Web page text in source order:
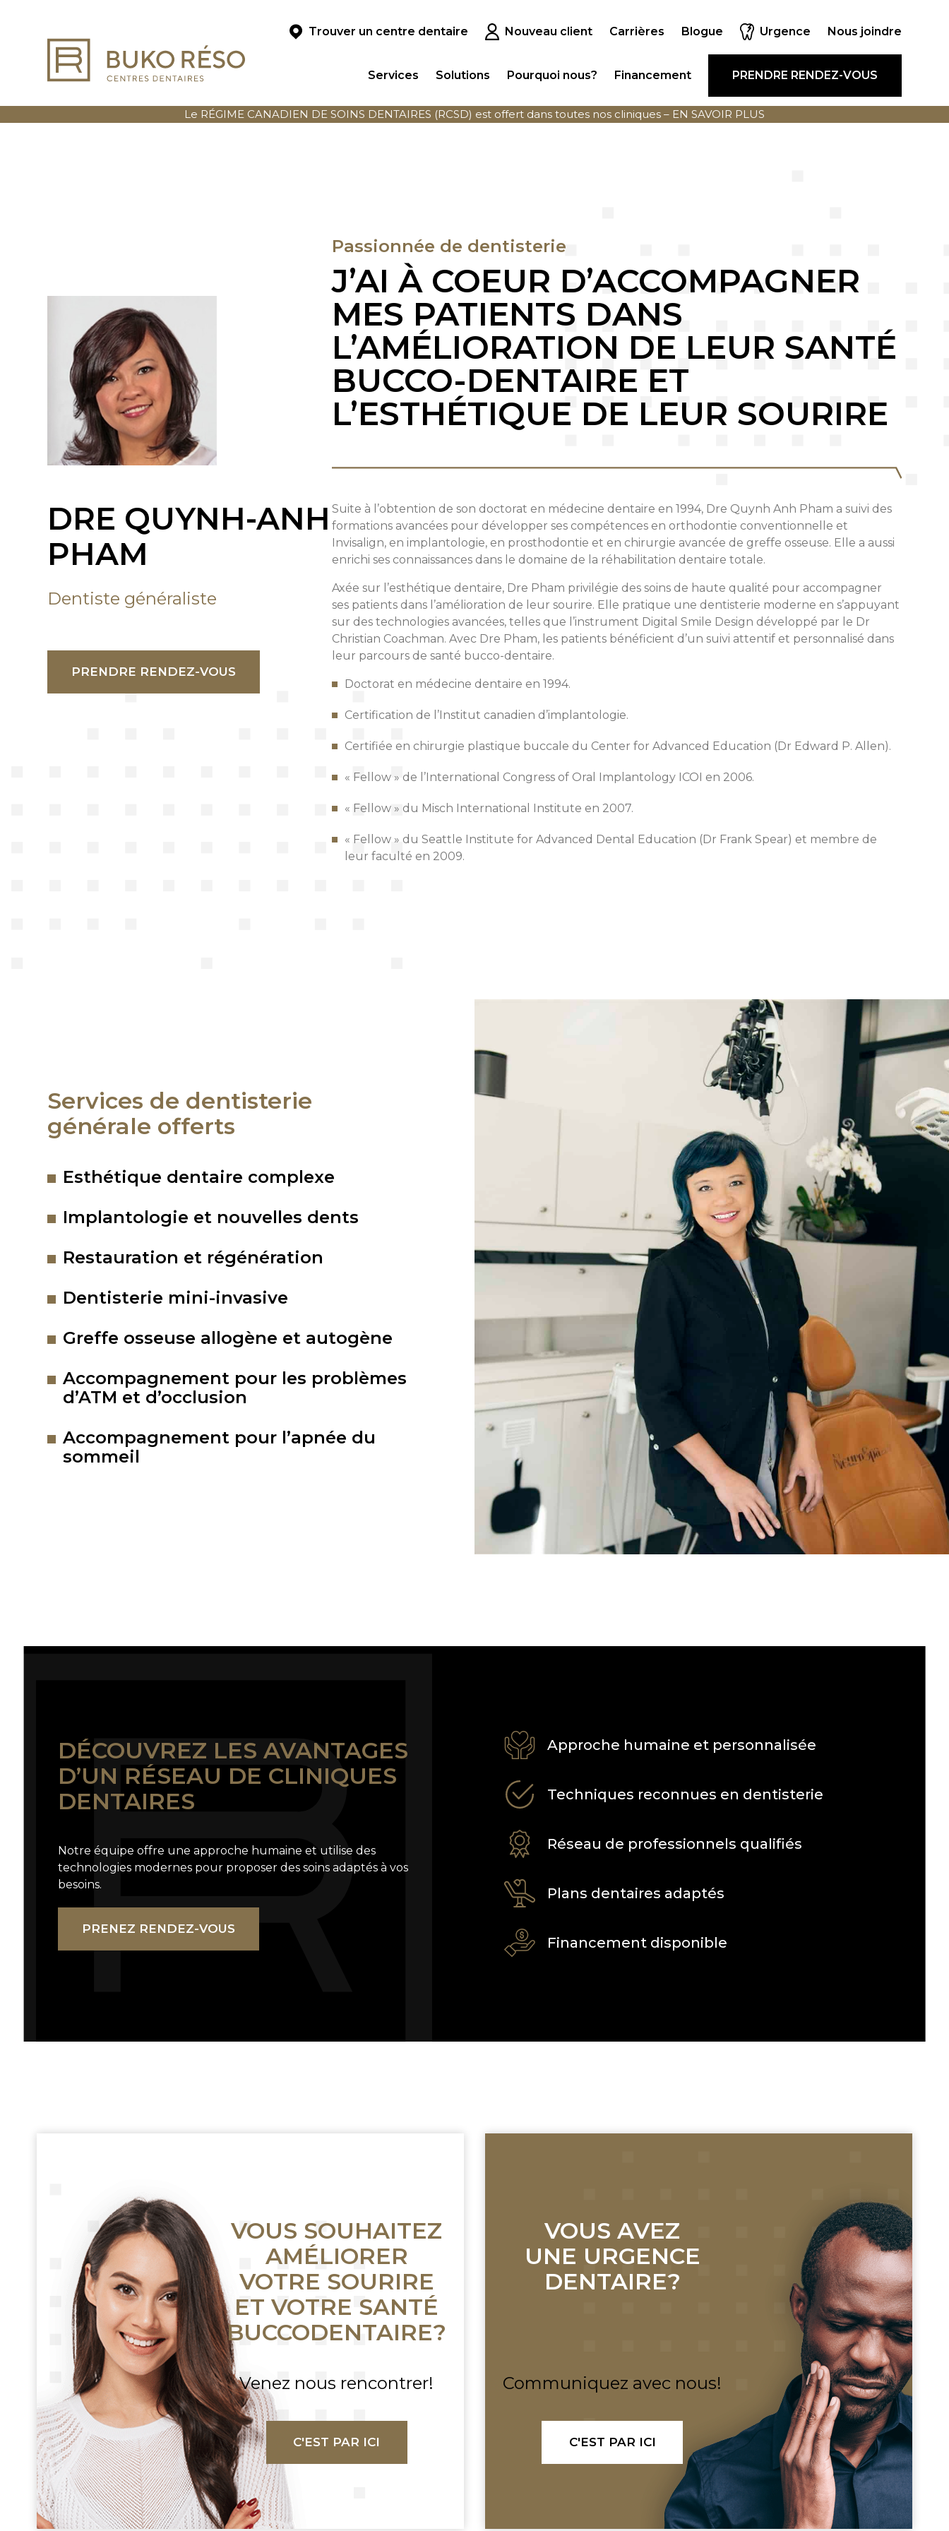
Le RÉGIME CANADIEN DE SOINS DENTAIRES (RCSD) est offert dans toutes nos cliniques – EN SAVOIR PLUS
Trouver un centre dentaire Nouveau client Carrières Blogue Urgence Nous joindre
Services Solutions Pourquoi nous? Financement PRENDRE RENDEZ-VOUS
Passionnée de dentisterie
J’AI À COEUR D’ACCOMPAGNER
MES PATIENTS DANS
L’AMÉLIORATION DE LEUR SANTÉ
BUCCO-DENTAIRE ET
L’ESTHÉTIQUE DE LEUR SOURIRE
DRE QUYNH-ANH
PHAM
Dentiste généraliste
PRENDRE RENDEZ-VOUS
Suite à l’obtention de son doctorat en médecine dentaire en 1994, Dre Quynh Anh Pham a suivi des
formations avancées pour développer ses compétences en orthodontie conventionnelle et
Invisalign, en implantologie, en prosthodontie et en chirurgie avancée de greffe osseuse. Elle a aussi
enrichi ses connaissances dans le domaine de la réhabilitation dentaire totale.
Axée sur l’esthétique dentaire, Dre Pham privilégie des soins de haute qualité pour accompagner
ses patients dans l’amélioration de leur sourire. Elle pratique une dentisterie moderne en s’appuyant
sur des technologies avancées, telles que l’instrument Digital Smile Design développé par le Dr
Christian Coachman. Avec Dre Pham, les patients bénéficient d’un suivi attentif et personnalisé dans
leur parcours de santé bucco-dentaire.
Doctorat en médecine dentaire en 1994.
Certification de l’Institut canadien d’implantologie.
Certifiée en chirurgie plastique buccale du Center for Advanced Education (Dr Edward P. Allen).
« Fellow » de l’International Congress of Oral Implantology ICOI en 2006.
« Fellow » du Misch International Institute en 2007.
« Fellow » du Seattle Institute for Advanced Dental Education (Dr Frank Spear) et membre de
leur faculté en 2009.
Services de dentisterie
générale offerts
Esthétique dentaire complexe
Implantologie et nouvelles dents
Restauration et régénération
Dentisterie mini-invasive
Greffe osseuse allogène et autogène
Accompagnement pour les problèmes
d’ATM et d’occlusion
Accompagnement pour l’apnée du
sommeil
DÉCOUVREZ LES AVANTAGES
D’UN RÉSEAU DE CLINIQUES
DENTAIRES
Notre équipe offre une approche humaine et utilise des
technologies modernes pour proposer des soins adaptés à vos
besoins.
PRENEZ RENDEZ-VOUS
Approche humaine et personnalisée
Techniques reconnues en dentisterie
Réseau de professionnels qualifiés
Plans dentaires adaptés
Financement disponible
VOUS SOUHAITEZ
AMÉLIORER
VOTRE SOURIRE
ET VOTRE SANTÉ
BUCCODENTAIRE?
Venez nous rencontrer!
C'EST PAR ICI
VOUS AVEZ
UNE URGENCE
DENTAIRE?
Communiquez avec nous!
C'EST PAR ICI